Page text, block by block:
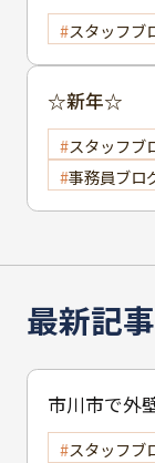
最新記事
市川市で外
｜ 色選びの
スタッフブ
スタッフブ
☆新年☆
スタッフブ
事務員ブロ